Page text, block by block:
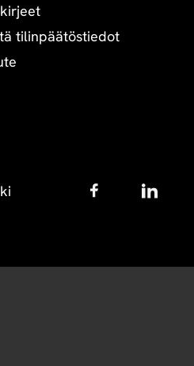
tilinpäätöstiedot
Follow